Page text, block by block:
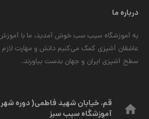
درباره ما
به آموزشگاه سیب سب خوش آمدید، ما با
عاشقان آشپزی کمک می‌کنیم دانش و مهارت لازم
سطح آشپزی ایران و جهان بدست بیاورند.
home
آموزشگاه سیب سبز